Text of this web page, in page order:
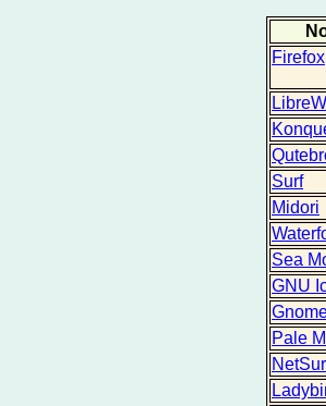
Firefox
Surf
Midori
Sea
GNU
Pale